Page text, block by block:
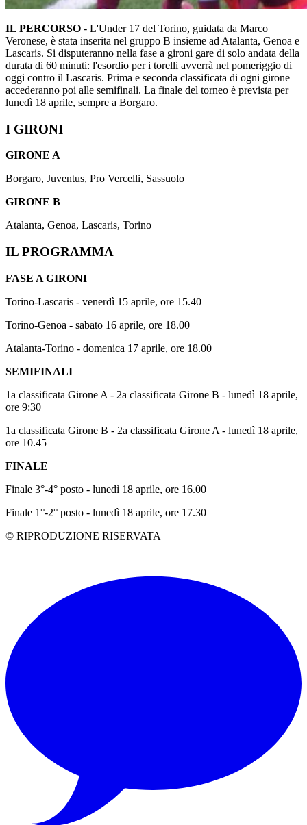
IL PERCORSO - L'Under 17 del Torino, guidata da Marco
Veronese, è stata inserita nel gruppo B insieme ad Atalanta, Genoa e
Lascaris. Si disputeranno nella fase a gironi gare di solo andata della
durata di 60 minuti: l'esordio per i torelli avverrà nel pomeriggio di
oggi contro il Lascaris. Prima e seconda classificata di ogni girone
accederanno poi alle semifinali. La finale del torneo è prevista per
lunedì 18 aprile, sempre a Borgaro.
I GIRONI
GIRONE A
Borgaro, Juventus, Pro Vercelli, Sassuolo
GIRONE B
Atalanta, Genoa, Lascaris, Torino
IL PROGRAMMA
FASE A GIRONI
Torino-Lascaris - venerdì 15 aprile, ore 15.40
Torino-Genoa - sabato 16 aprile, ore 18.00
Atalanta-Torino - domenica 17 aprile, ore 18.00
SEMIFINALI
1a classificata Girone A - 2a classificata Girone B - lunedì 18 aprile,
ore 9:30
1a classificata Girone B - 2a classificata Girone A - lunedì 18 aprile,
ore 10.45
FINALE
Finale 3°-4° posto - lunedì 18 aprile, ore 16.00
Finale 1°-2° posto - lunedì 18 aprile, ore 17.30
© RIPRODUZIONE RISERVATA